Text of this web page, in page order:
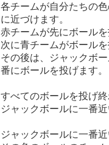
各チームが自分たちの
に近づけます。
赤チームが先にボール
次に青チームがボール
その後は、ジャックボ
番にボールを投げます。
すべてのボールを投げ
ジャックボールに一番
ジャックボールに一番